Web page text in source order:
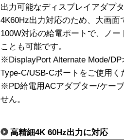
出力可能なディスプレイアダプ
4K60Hz出力対応のため、大画
100W対応の給電ポートで、ノ
ことも可能です。
※DisplayPort Alternate Mode/
Type-C/USB-Cポートをご使用く
※PD給電用ACアダプター/ケー
せん。
高精細4K 60Hz出力に対応